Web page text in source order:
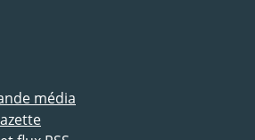
média